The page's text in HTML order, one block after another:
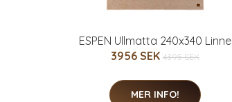
ESPEN Ullmatta 240x340 Linne
3956 SEK 4395 SEK
MER INFO!